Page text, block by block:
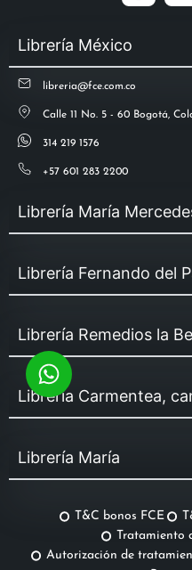
Librería México
libreria@fce.com.co
Calle 11 No. 5 - 60 Bogotá,
314 219 1576
+57 601 283 2200
Librería María
Librería Fernando del
Librería Remedios la
Librería Carmentea,
Librería María
T&C bonos FCE
Tratamiento
Autorización de